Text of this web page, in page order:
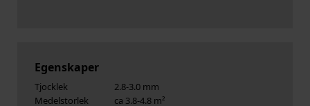
Egenskaper
Tjocklek
2.8-3.0 mm
Medelstorlek
ca 3.8-4.8 m²